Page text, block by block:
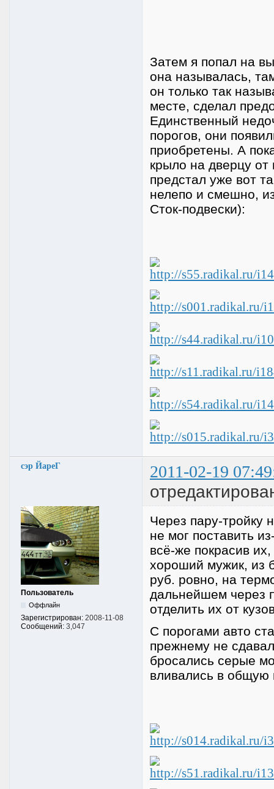
Затем я попал на
она называлась,
он только так
месте, сделал
Единственный
порогов, они
приобретены. А
крыло на дверцу
предстал уже вот
нелепо и смешно,
Сток-подвески):
сэр ЙареГ 2011-02-19
Пользователь
Оффлайн
Зарегистрирован: 2008-11-08
Сообщений: 3,047
Через пару-тройку
не мог поставить
всё-же покрасив
хороший мужик, из
руб. ровно, на
дальнейшем через
отделить их от
С порогами авто
прежнему не
бросались серые
вливались в общую